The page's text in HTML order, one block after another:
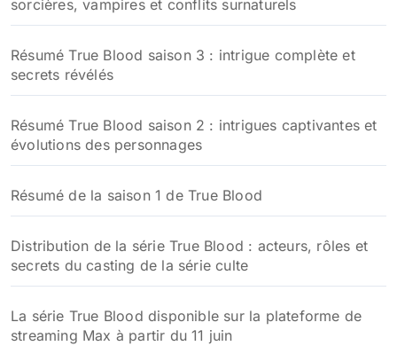
sorcières, vampires et conflits surnaturels
Résumé True Blood saison 3 : intrigue complète et
secrets révélés
Résumé True Blood saison 2 : intrigues captivantes et
évolutions des personnages
Résumé de la saison 1 de True Blood
Distribution de la série True Blood : acteurs, rôles et
secrets du casting de la série culte
La série True Blood disponible sur la plateforme de
streaming Max à partir du 11 juin